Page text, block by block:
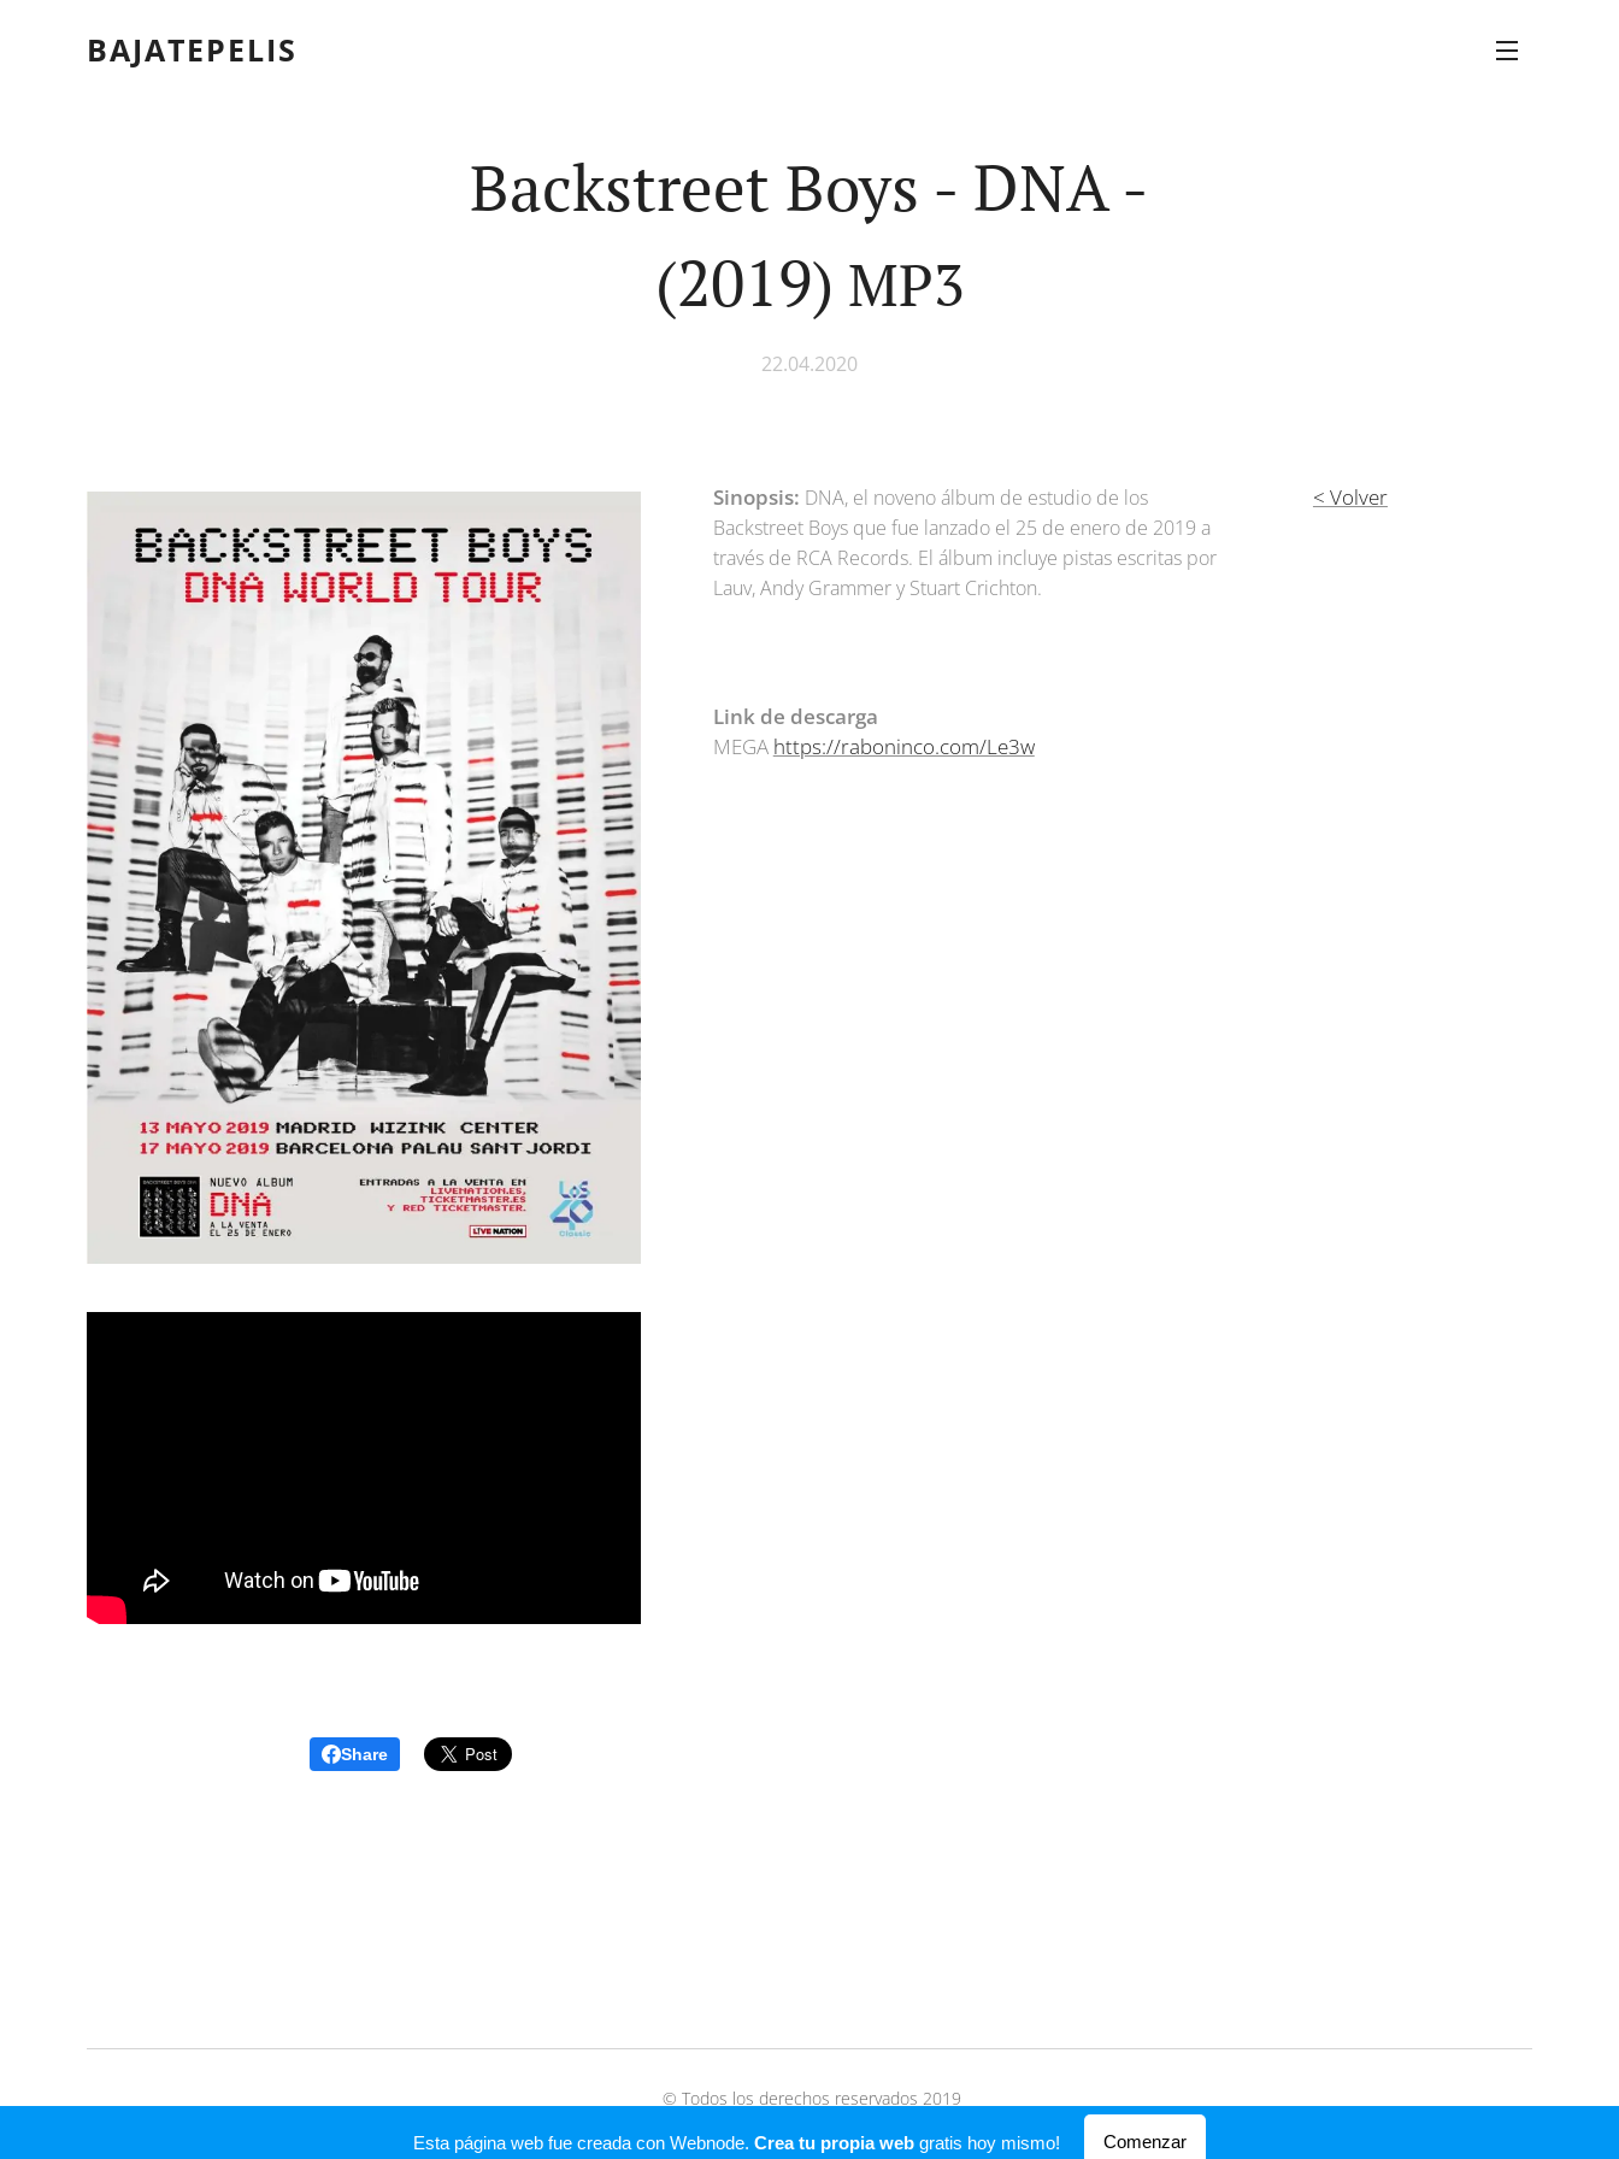
BAJATEPELIS
Backstreet Boys - DNA -
(2019) MP3
22.04.2020
Sinopsis: DNA, el noveno álbum de estudio de los
Backstreet Boys que fue lanzado el 25 de enero de 2019 a
través de RCA Records. El álbum incluye pistas escritas por
Lauv, Andy Grammer y Stuart Crichton.
Link de descarga
MEGA https://raboninco.com/Le3w
< Volver
Share
© Todos los derechos reservados 2019
Esta página web fue creada con Webnode. Crea tu propia web gratis hoy mismo! Comenzar